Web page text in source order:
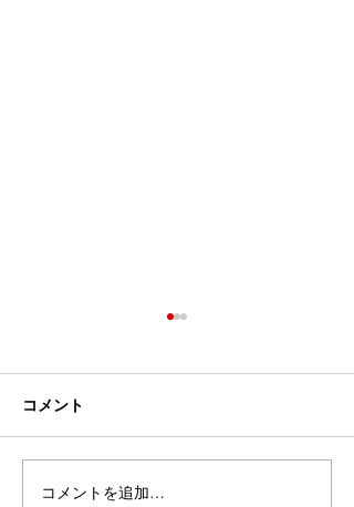
G310トロフィーin筑波
コメント
コメントを追加…